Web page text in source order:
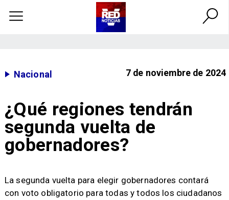
Nacional 7 de noviembre de 2024
¿Qué regiones tendrán
segunda vuelta de
gobernadores?
​La segunda vuelta para elegir gobernadores contará
con voto obligatorio para todas y todos los ciudadanos